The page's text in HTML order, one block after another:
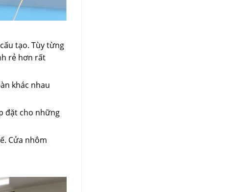
tạo. Tùy từng
rẻ hơn rất
khác nhau
đặt cho những
Cửa nhôm